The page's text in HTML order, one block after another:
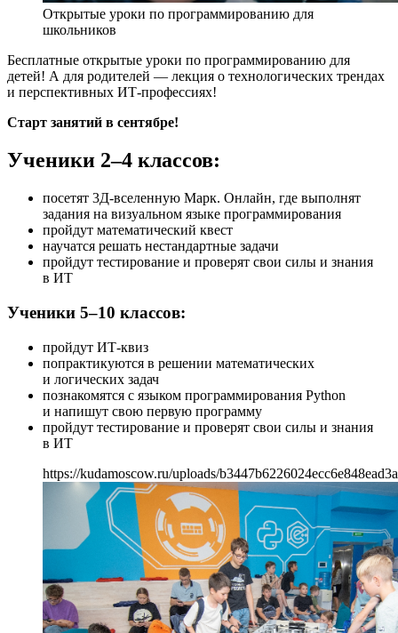
Открытые уроки по программированию для
школьников
Бесплатные открытые уроки по программированию для
детей! А для родителей — лекция о технологических трендах
и перспективных ИТ-профессиях!
Старт занятий в сентябре!
Ученики 2–4 классов:
посетят 3Д-вселенную Марк. Онлайн, где выполнят
задания на визуальном языке программирования
пройдут математический квест
научатся решать нестандартные задачи
пройдут тестирование и проверят свои силы и знания
в ИТ
Ученики 5–10 классов:
пройдут ИТ-квиз
попрактикуются в решении математических
и логических задач
познакомятся с языком программирования Python
и напишут свою первую программу
пройдут тестирование и проверят свои силы и знания
в ИТ
https://kudamoscow.ru/uploads/